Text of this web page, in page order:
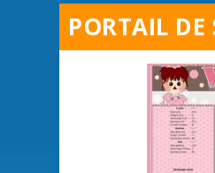
PORTAIL